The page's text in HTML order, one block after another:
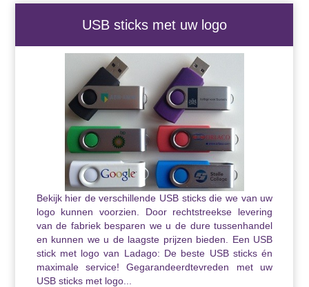
USB sticks met uw logo
Bekijk hier de verschillende USB sticks die we van uw
logo kunnen voorzien. Door rechtstreekse levering
van de fabriek besparen we u de dure tussenhandel
en kunnen we u de laagste prijzen bieden. Een USB
stick met logo van Ladago: De beste USB sticks én
maximale service! Gegarandeerdtevreden met uw
USB sticks met logo...